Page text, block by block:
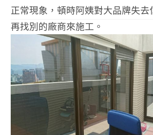
正常現象，頓時阿姨對大品牌失去
再找別的廠商來施工。
(閱讀全文…)
0 COMMENTS